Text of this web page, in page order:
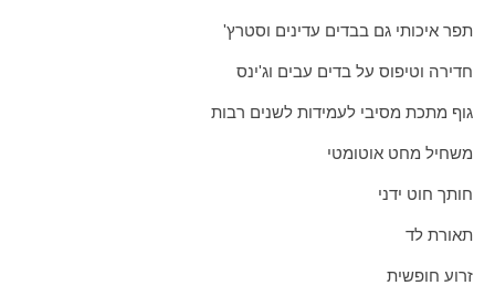
תפר איכותי גם בבדים עדינים וסטרץ'
חדירה וטיפוס על בדים עבים וג'ינס
גוף מתכת מסיבי לעמידות לשנים רבות
משחיל מחט אוטומטי
חותך חוט ידני
תאורת לד
זרוע חופשית